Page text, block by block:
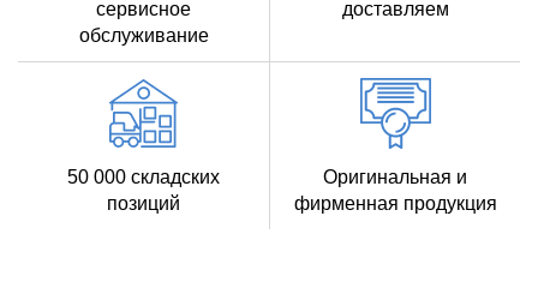
сервисное
обслуживание
доставляем
50 000 складских
позиций
Оригинальная и
фирменная продукция